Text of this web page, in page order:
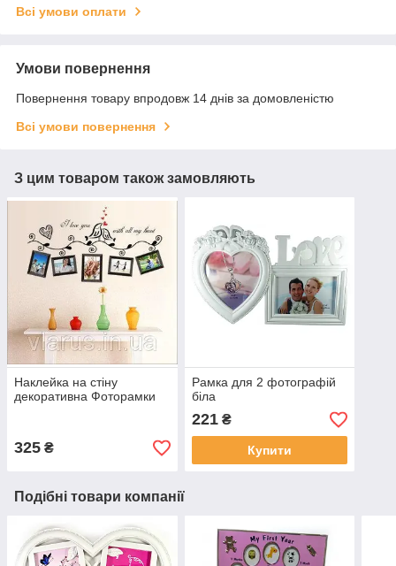
Всі умови оплати
Умови повернення
Повернення товару впродовж 14 днів за домовленістю
Всі умови повернення
З цим товаром також замовляють
Наклейка на стіну
декоративна Фоторамки
325 ₴
Рамка для 2 фотографій
біла
221₴
Купити
Подібні товари компанії